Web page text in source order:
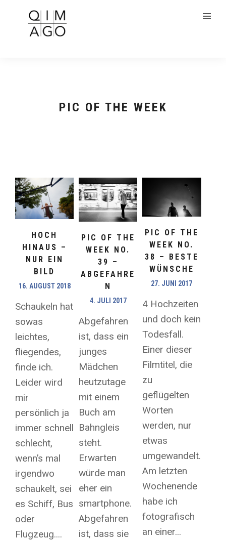
PIC OF THE WEEK
HOCH
HINAUS –
NUR EIN
BILD
16. AUGUST 2018
Schaukeln hat
sowas
leichtes,
fliegendes,
finde ich.
Leider wird
mir
persönlich ja
immer schnell
schlecht,
wenn’s mal
irgendwo
schaukelt, sei
es Schiff, Bus
oder
Flugzeug....
PIC OF THE
WEEK NO.
39 –
ABGEFAHRE
N
4. JULI 2017
Abgefahren
ist, dass ein
junges
Mädchen
heutzutage
mit einem
Buch am
Bahngleis
steht.
Erwarten
würde man
eher ein
smartphone.
Abgefahren
ist, dass sie
PIC OF THE
WEEK NO.
38 – BESTE
WÜNSCHE
27. JUNI 2017
4 Hochzeiten
und doch kein
Todesfall.
Einer dieser
Filmtitel, die
zu
geflügelten
Worten
werden, nur
etwas
umgewandelt.
Am letzten
Wochenende
habe ich
fotografisch
an einer...